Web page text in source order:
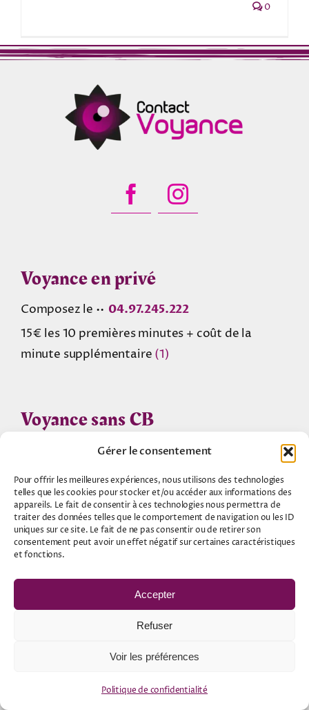
Gérer le consentement
Pour offrir les meilleures expériences, nous utilisons des technologies
telles que les cookies pour stocker et/ou accéder aux informations des
appareils. Le fait de consentir à ces technologies nous permettra de
traiter des données telles que le comportement de navigation ou les ID
uniques sur ce site. Le fait de ne pas consentir ou de retirer son
consentement peut avoir un effet négatif sur certaines caractéristiques
et fonctions.
Accepter
Refuser
Voir les préférences
Politique de confidentialité
0
Voyance en privé
Composez le •• 04.97.245.222
15€ les 10 premières minutes + coût de la
minute supplémentaire (1)
Voyance sans CB
Consultation de voyance
Les horoscopes
Le blog ésotérique
Les Magies du monde